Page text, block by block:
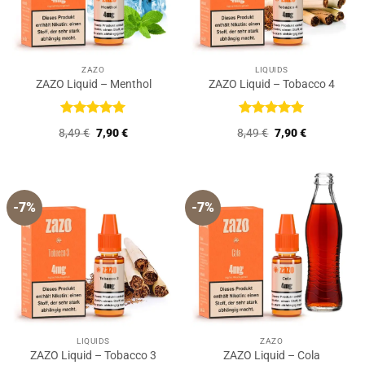
ZAZO
ZAZO Liquid – Menthol
Bewertet
mit 5 von
8,49€ Ursprünglicher
Preis
7,90€Aktueller
LIQUIDS
ZAZO Liquid – Tobacco 4
Bewertet
mit 5 von
8,49€ Ursprünglicher
Preis
7,90€Aktueller
-7%
LIQUIDS
ZAZO Liquid – Tobacco 3
-7%
ZAZO
ZAZO Liquid – Cola